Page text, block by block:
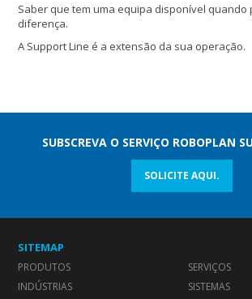
Saber que tem uma equipa disponível quando
diferença.
A Support Line é a extensão da sua operação.
SUBSCREVA O SERVIÇO ROBOPLAN
SOLICITE AQUI.
SITEMAP
PRODUTOS
SERVIÇOS
INDÚSTRIAS
SISTEMAS